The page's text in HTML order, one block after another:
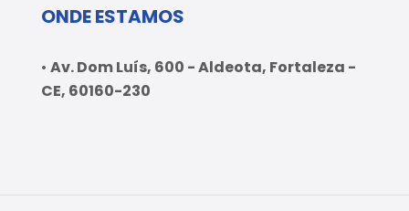
ONDE ESTAMOS
• Av. Dom Luís, 600 - Aldeota, Fortaleza -
CE, 60160-230